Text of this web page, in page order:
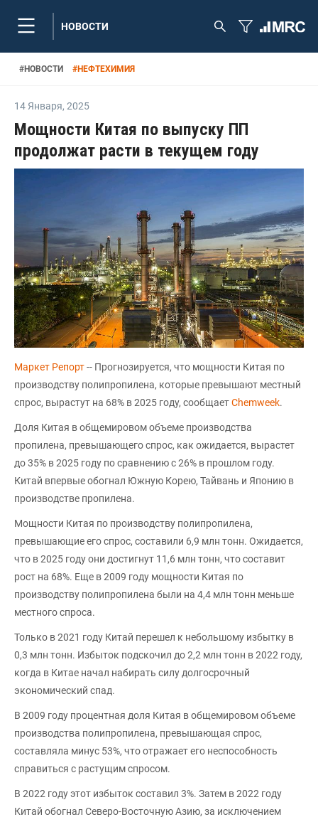
НОВОСТИ
#НОВОСТИ #НЕФТЕХИМИЯ
14 Января, 2025
Мощности Китая по выпуску ПП
продолжат расти в текущем году
Маркет Репорт-- Прогнозируется, что мощности Китая по
производству полипропилена, которые превышают местный
спрос, вырастут на 68% в 2025 году, сообщаетChemweek.
Доля Китая в общемировом объеме производства
пропилена, превышающего спрос, как ожидается, вырастет
до 35% в 2025 году по сравнению с 26% в прошлом году.
Китай впервые обогнал Южную Корею, Тайвань и Японию в
производстве пропилена.
Мощности Китая по производству полипропилена,
превышающие его спрос, составили 6,9 млн тонн. Ожидается,
что в 2025 году они достигнут 11,6 млн тонн, что составит
рост на 68%. Еще в 2009 году мощности Китая по
производству полипропилена были на 4,4 млн тонн меньше
местного спроса.
Только в 2021 году Китай перешел к небольшому избытку в
0,3 млн тонн. Избыток подскочил до 2,2 млн тонн в 2022 году,
когда в Китае начал набирать силу долгосрочный
экономический спад.
В 2009 году процентная доля Китая в общемировом объеме
производства полипропилена, превышающая спрос,
составляла минус 53%, что отражает его неспособность
справиться с растущим спросом.
В 2022 году этот избыток составил 3%. Затем в 2022 году
Китай обогнал Северо-Восточную Азию, за исключением